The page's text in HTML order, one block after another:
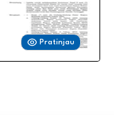
Pratinjau